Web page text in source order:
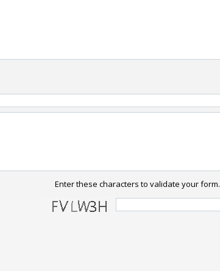
Enter these characters to validate your form.